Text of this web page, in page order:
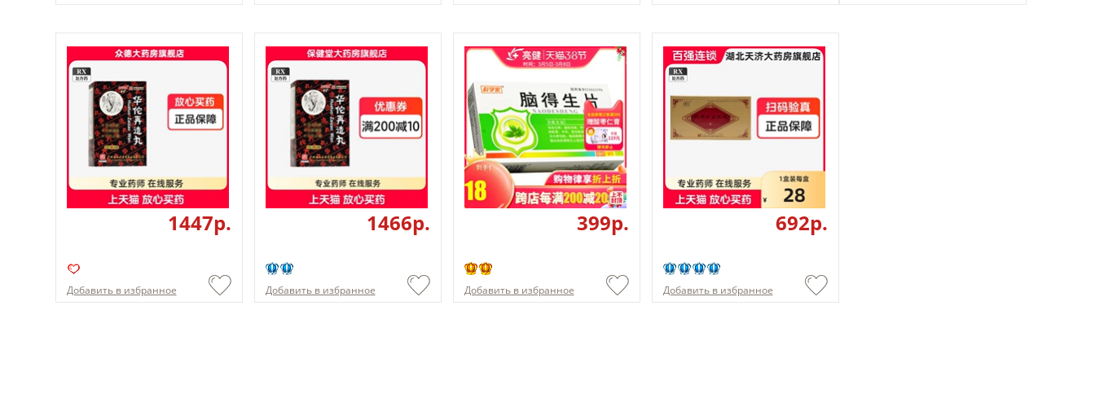
1447p.
Добавить в избранное
1466p.
Добавить в избранное
399p.
Добавить в избранное
692p.
Добавить в избранное